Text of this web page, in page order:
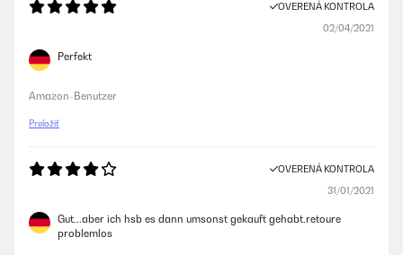
OVERENÁ KONTROLA
02/04/2021
Perfekt
Amazon-Benutzer
Preložiť
OVERENÁ KONTROLA
31/01/2021
Gut...aber ich hsb es dann umsonst gekauft gehabt.retoure
problemlos